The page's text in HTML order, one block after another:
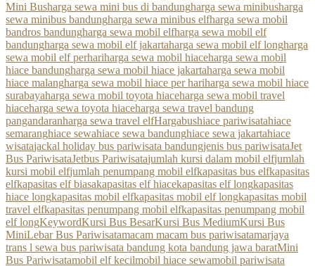
Mini Busharga sewa mini bus di bandungharga sewa minibusharga
sewa minibus bandungharga sewa minibus elfharga sewa mobil
bandros bandungharga sewa mobil elfharga sewa mobil elf
bandungharga sewa mobil elf jakartaharga sewa mobil elf longharga
sewa mobil elf perhariharga sewa mobil hiaceharga sewa mobil
hiace bandungharga sewa mobil hiace jakartaharga sewa mobil
hiace malangharga sewa mobil hiace per hariharga sewa mobil hiace
surabayaharga sewa mobil toyota hiaceharga sewa mobil travel
hiaceharga sewa toyota hiaceharga sewa travel bandung
pangandaranharga sewa travel elfHargabushiace pariwisatahiace
semaranghiace sewahiace sewa bandunghiace sewa jakartahiace
wisatajackal holiday bus pariwisata bandungjenis bus pariwisataJet
Bus PariwisataJetbus Pariwisatajumlah kursi dalam mobil elfjumlah
kursi mobil elfjumlah penumpang mobil elfkapasitas bus elfkapasitas
elfkapasitas elf biasakapasitas elf hiacekapasitas elf longkapasitas
hiace longkapasitas mobil elfkapasitas mobil elf longkapasitas mobil
travel elfkapasitas penumpang mobil elfkapasitas penumpang mobil
elf longKeywordKursi Bus BesarKursi Bus MediumKursi Bus
MiniLebar Bus Pariwisatamacam macam bus pariwisatamarjaya
trans l sewa bus pariwisata bandung kota bandung jawa baratMini
Bus Pariwisatamobil elf kecilmobil hiace sewamobil pariwisata